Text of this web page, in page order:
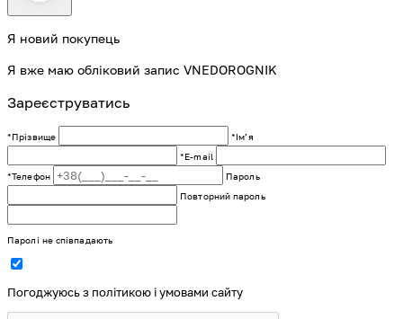
Я новий покупець
Я вже маю обліковий запис VNEDOROGNIK
Зареєструватись
*Прізвище
*Імʼя
*E-mail
*Телефон
Пароль
Повторний пароль
Паролі не співпадають
Погоджуюсь з політикою і умовами сайту